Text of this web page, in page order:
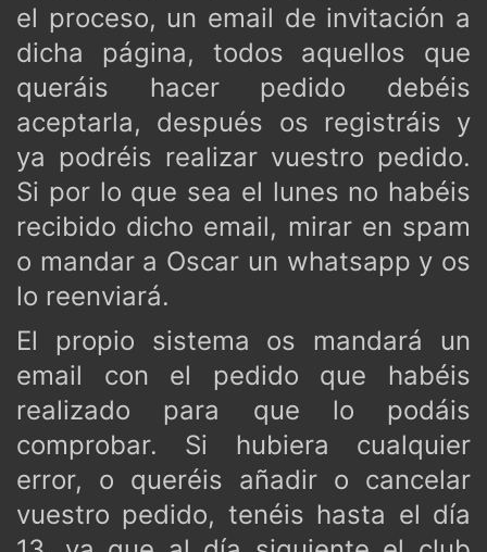
el proceso, un email de invitación a
dicha página, todos aquellos que
queráis hacer pedido debéis
aceptarla, después os registráis y
ya podréis realizar vuestro pedido.
Si por lo que sea el lunes no habéis
recibido dicho email, mirar en spam
o mandar a Oscar un whatsapp y os
lo reenviará.
El propio sistema os mandará un
email con el pedido que habéis
realizado para que lo podáis
comprobar. Si hubiera cualquier
error, o queréis añadir o cancelar
vuestro pedido, tenéis hasta el día